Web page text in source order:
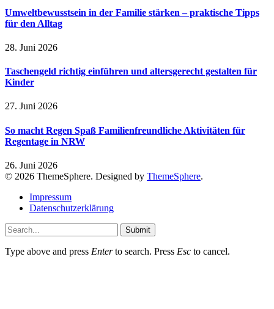
Umweltbewusstsein in der Familie stärken – praktische Tipps
für den Alltag
28. Juni 2026
Taschengeld richtig einführen und altersgerecht gestalten für
Kinder
27. Juni 2026
So macht Regen Spaß Familienfreundliche Aktivitäten für
Regentage in NRW
26. Juni 2026
© 2026 ThemeSphere. Designed by ThemeSphere.
Impressum
Datenschutzerklärung
Submit
Type above and press Enterto search. Press Esc to cancel.